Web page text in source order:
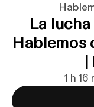
La
Hablemos
|
1 h